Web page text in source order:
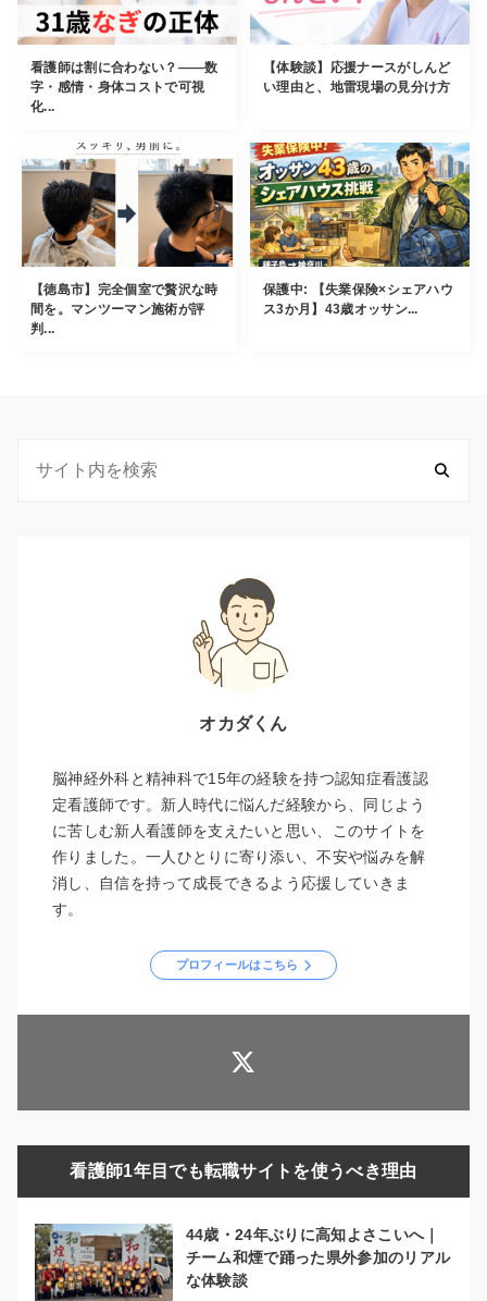
看護師は割に合わない？——数
字・感情・身体コストで可視
化...
【体験談】応援ナースがしんど
い理由と、地雷現場の見分け方
【徳島市】完全個室で贅沢な時
間を。マンツーマン施術が評
判...
保護中: 【失業保険×シェアハウ
ス3か月】43歳オッサン...
オカダくん
脳神経外科と精神科で15年の経験を持つ認知症看護認
定看護師です。新人時代に悩んだ経験から、同じよう
に苦しむ新人看護師を支えたいと思い、このサイトを
作りました。一人ひとりに寄り添い、不安や悩みを解
消し、自信を持って成長できるよう応援していきま
す。
プロフィールはこちら
看護師1年目でも転職サイトを使うべき理由
44歳・24年ぶりに高知よさこいへ｜
チーム和煙で踊った県外参加のリアル
な体験談